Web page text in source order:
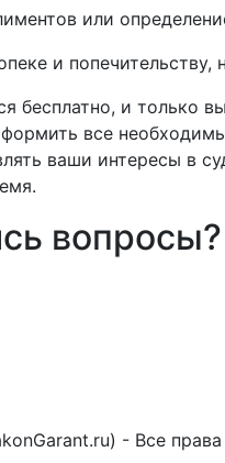
или
и
бесплатно, и
все
ваши интересы в
вопросы?
- Все